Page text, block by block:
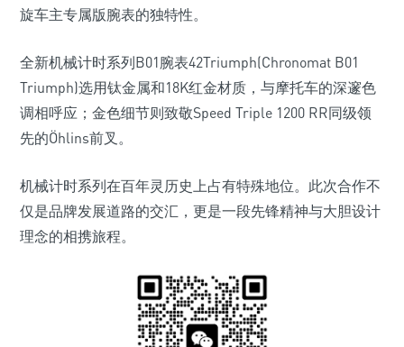
旋车主专属版腕表的独特性。
全新机械计时系列B01腕表42Triumph(Chronomat B01
Triumph)选用钛金属和18K红金材质，与摩托车的深邃色
调相呼应；金色细节则致敬Speed Triple 1200 RR同级领
先的Öhlins前叉。
机械计时系列在百年灵历史上占有特殊地位。此次合作不
仅是品牌发展道路的交汇，更是一段先锋精神与大胆设计
理念的相携旅程。